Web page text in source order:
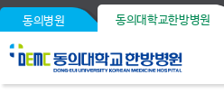
동의병원 동의대학교한방병원